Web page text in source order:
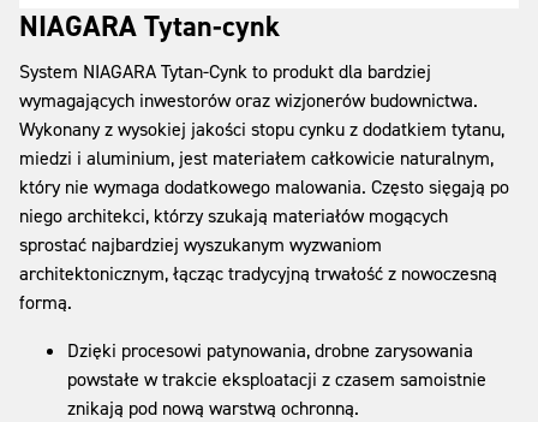
NIAGARA Tytan-cynk
System NIAGARA Tytan-Cynk to produkt dla bardziej
wymagających inwestorów oraz wizjonerów budownictwa.
Wykonany z wysokiej jakości stopu cynku z dodatkiem tytanu,
miedzi i aluminium, jest materiałem całkowicie naturalnym,
który nie wymaga dodatkowego malowania. Często sięgają po
niego architekci, którzy szukają materiałów mogących
sprostać najbardziej wyszukanym wyzwaniom
architektonicznym, łącząc tradycyjną trwałość z nowoczesną
formą.
Dzięki procesowi patynowania, drobne zarysowania
powstałe w trakcie eksploatacji z czasem samoistnie
znikają pod nową warstwą ochronną.